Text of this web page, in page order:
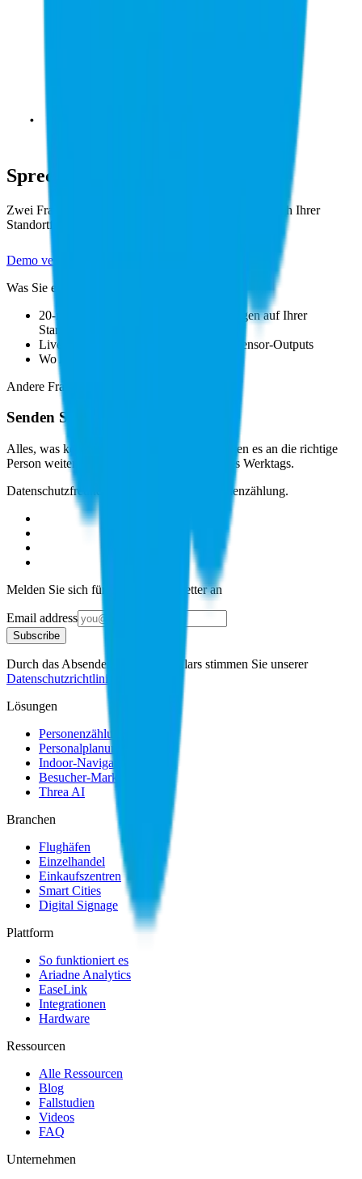
Sprechen Sie mit uns
Zwei Fragen, zwanzig Minuten, ein echter Walkthrough Ihrer
Standortfrequenz.
Demo vereinbaren
Was Sie erwartet
20-minütiger Screen-Share, durchgegangen auf Ihrer
Standortkarte
Live-Walkthrough der Hybrid-Fusion-Sensor-Outputs
Wo Ariadne passt und wo nicht
Andere Frage?
Senden Sie uns eine Nachricht
Alles, was kein Verkaufsgespräch ist. Wir leiten es an die richtige
Person weiter und melden uns innerhalb eines Werktags.
Datenschutzfreundliche Plattform für Personenzählung.
Melden Sie sich für unseren Newsletter an
Email address
Subscribe
Durch das Absenden dieses Formulars stimmen Sie unserer
Datenschutzrichtlinie
Lösungen
Personenzählung
Personalplanung
Indoor-Navigation
Besucher-Marketing
Threa AI
Branchen
Flughäfen
Einzelhandel
Einkaufszentren
Smart Cities
Digital Signage
Plattform
So funktioniert es
Ariadne Analytics
EaseLink
Integrationen
Hardware
Ressourcen
Alle Ressourcen
Blog
Fallstudien
Videos
FAQ
Unternehmen